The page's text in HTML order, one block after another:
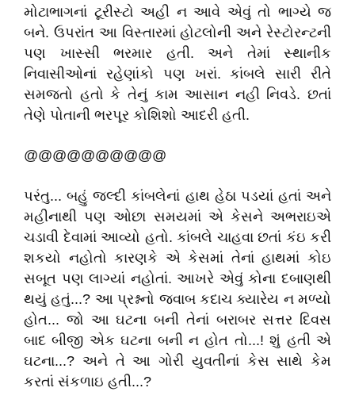
મોટાભાગનાં ટૂરીસ્ટો અહી ન આવે એવું તો ભાગ્યે જ
બને. ઉપરાંત આ વિસ્તારમાં હોટલોની અને રેસ્ટોરન્ટની
પણ ખાસ્સી ભરમાર હતી. અને તેમાં સ્થાનીક
નિવાસીઓનાં રહેણાંકો પણ ખરાં. કાંબલે સારી રીતે
સમજતો હતો કે તેનું કામ આસાન નહી નિવડે. છતાં
તેણે પોતાની ભરપૂર કોશિશો આદરી હતી.
@@@@@@@@@@
પરંતુ... બહું જલ્દી કાંબલેનાં હાથ હેઠા પડયાં હતાં અને
મહીનાથી પણ ઓછા સમયમાં એ કેસને અભરાઇએ
ચડાવી દેવામાં આવ્યો હતો. કાંબલે ચાહવા છતાં કંઇ કરી
શકયો નહોતો કારણકે એ કેસમાં તેનાં હાથમાં કોઇ
સબૂત પણ લાગ્યાં નહોતાં. આખરે એવું કોના દબાણથી
થયું હતું...? આ પ્રશ્નનો જવાબ કદાચ ક્યારેય ન મળ્યો
હોત... જો આ ઘટના બની તેનાં બરાબર સત્તર દિવસ
બાદ બીજી એક ઘટના બની ન હોત તો...! શું હતી એ
ઘટના...? અને તે આ ગોરી યુવતીનાં કેસ સાથે કેમ
કરતાં સંકળાઇ હતી...?